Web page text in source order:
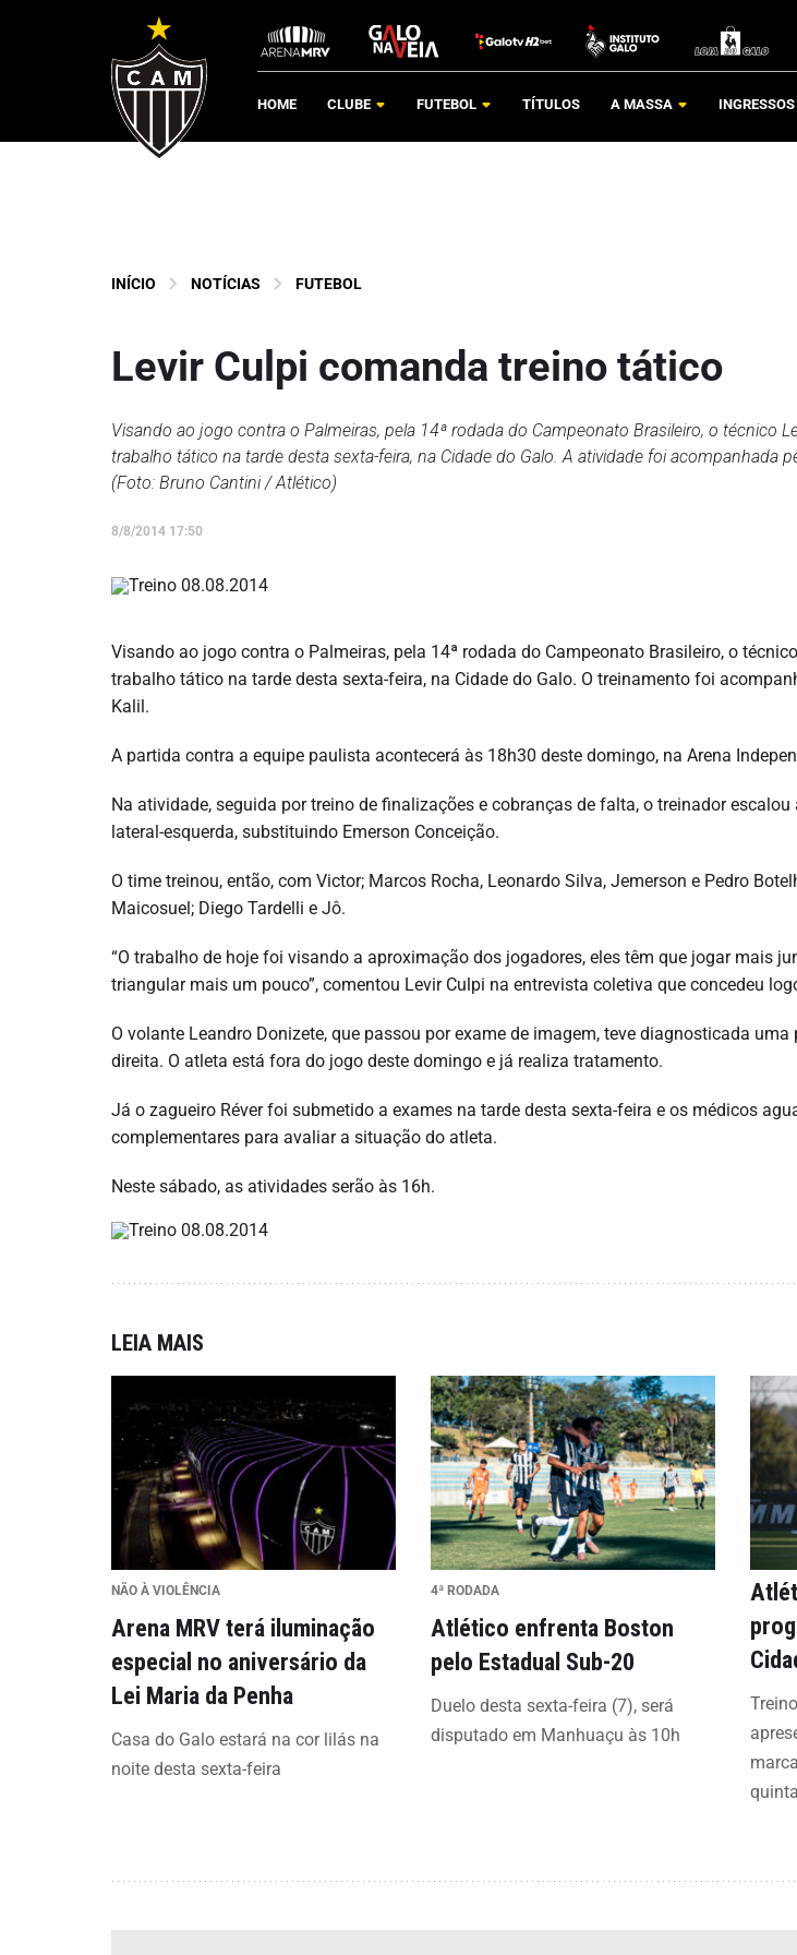
HOME CLUBE FUTEBOL TÍTULOS A MASSA INGRESSOS
INÍCIO NOTÍCIAS FUTEBOL
Levir Culpi comanda treino tático
Visando ao jogo contra o Palmeiras, pela 14ª rodada do Campeonato Brasileiro, o técnico
trabalho tático na tarde desta sexta-feira, na Cidade do Galo. A atividade foi acompanhada
(Foto: Bruno Cantini / Atlético)
8/8/2014 17:50
Visando ao jogo contra o Palmeiras, pela 14ª rodada do Campeonato Brasileiro, o
trabalho tático na tarde desta sexta-feira, na Cidade do Galo. O treinamento foi
Kalil.
A partida contra a equipe paulista acontecerá às 18h30 deste domingo, na Arena
Na atividade, seguida por treino de finalizações e cobranças de falta, o treinador
lateral-esquerda, substituindo Emerson Conceição.
O time treinou, então, com Victor; Marcos Rocha, Leonardo Silva, Jemerson e Pedro
Maicosuel; Diego Tardelli e Jô.
“O trabalho de hoje foi visando a aproximação dos jogadores, eles têm que jogar mais
triangular mais um pouco”, comentou Levir Culpi na entrevista coletiva que concedeu
O volante Leandro Donizete, que passou por exame de imagem, teve diagnosticada
direita. O atleta está fora do jogo deste domingo e já realiza tratamento.
Já o zagueiro Réver foi submetido a exames na tarde desta sexta-feira e os médicos
complementares para avaliar a situação do atleta.
Neste sábado, as atividades serão às 16h.
LEIA MAIS
NÃO À VIOLÊNCIA
Arena MRV terá iluminação
especial no aniversário da
Lei Maria da Penha
Casa do Galo estará na cor lilás na
noite desta sexta-feira
4ª RODADA
Atlético enfrenta Boston
pelo Estadual Sub-20
Duelo desta sexta-feira (7), será
disputado em Manhuaçu às 10h